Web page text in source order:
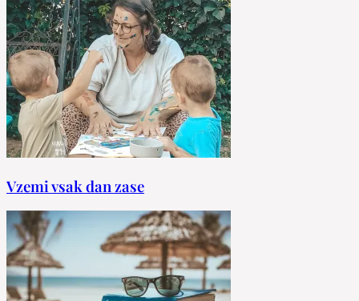
Vzemi vsak dan zase